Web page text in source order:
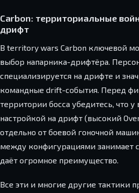
Carbon: территориальные
дрифт
В territory wars Carbon ключевой
выбор напарника-дрифтёра.
специализируется на дрифте и
командные drift-события. Перед
территории босса убедитесь, что у
настройкой на дрифт (высокий
отдельно от боевой гоночной
между конфигурациями занимает
даёт огромное преимущество.
Все эти и многие другие тактики